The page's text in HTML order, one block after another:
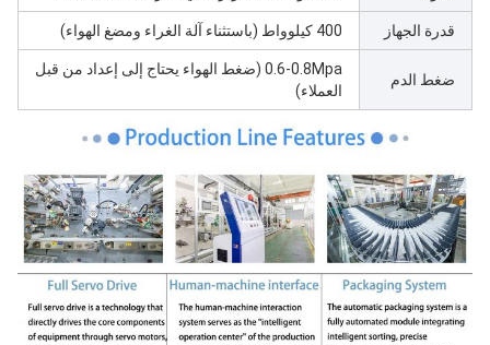
قدرة الجهاز 400 كيلوواط (باستثناء آلة الغراء ومضغ الهواء)
ضغط الدم
0.6-0.8Mpa (ضغط الهواء يحتاج إلى إعداد من قبل
العملاء)